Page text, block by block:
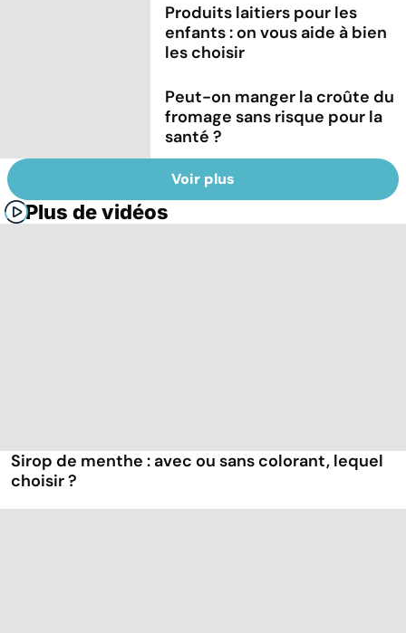
Produits laitiers pour les
enfants : on vous aide à bien
les choisir
Peut-on manger la croûte du
fromage sans risque pour la
santé ?
Voir plus
Plus de vidéos
Sirop de menthe : avec ou sans colorant, lequel
choisir ?